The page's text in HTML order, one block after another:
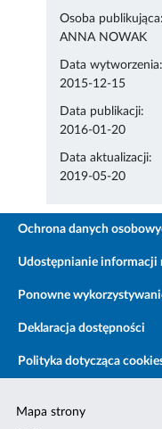
Osoba publikująca:
ANNA NOWAK
Data wytworzenia:
2015-12-15
Data publikacji:
2016-01-20
Data aktualizacji:
2019-05-20
Ochrona danych
Udostępnianie informacji
Ponowne
Deklaracja dostępności
Polityka dotycząca
Mapa strony